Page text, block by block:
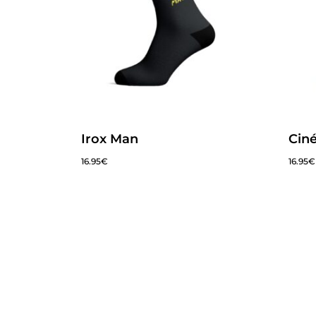
Irox Man
16.95€ 16.95€